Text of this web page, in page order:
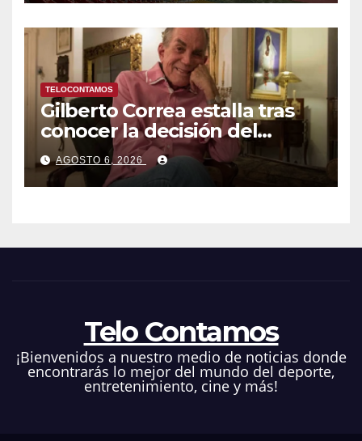
TELOCONTAMOS
Gilberto Correa estalla tras
conocer la decisión del
tribunal en su caso
AGOSTO 6, 2026
Telo Contamos
¡Bienvenidos a nuestro medio de noticias donde
encontrarás lo mejor del mundo del deporte,
entretenimiento, cine y más!